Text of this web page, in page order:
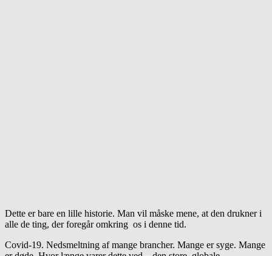
Dette er bare en lille historie. Man vil måske mene, at den drukner i
alle de ting, der foregår omkring os i denne tid.
Covid-19. Nedsmeltning af mange brancher. Mange er syge. Mange